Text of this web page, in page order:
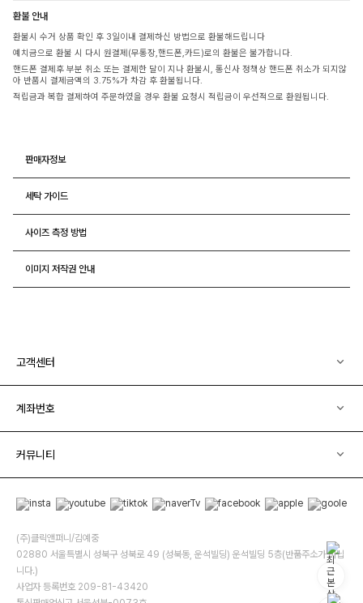
환불 안내
환불시 수거 상품 확인 후 3일이내 결제하신 방법으로 환불해드립니다
예치금으로 환불 시 다시 원결제(무통장,핸드폰,카드)로의 환불은 불가합니다.
핸드폰 결제후 부분 취소 또는 결제한 달이 지나 환불시, 통신사 정책상 핸드폰 취소가 되지않
아 반품시 결제금액의 3.75%가 차감 후 환불됩니다.
적립금과 복합 결제하여 주문하였을 경우 환불 요청시 적립금이 우선적으로 환원됩니다.
판매자정보
세탁 가이드
사이즈 측정 방법
이미지 저작권 안내
고객센터
계좌번호
커뮤니티
(주)클릭앤퍼니/김예중
02880 서울특별시 성북구 성북로 49 (성북동, 운석빌딩) 운석빌딩 5층(반품주소가 아닙
니다.)
사업자 등록번호 209-81-43420